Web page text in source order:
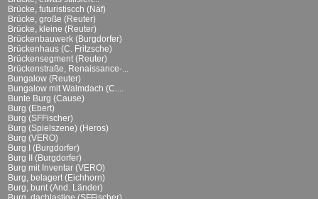
Brücke, futuristiscch (Näf)
Brücke, große (Reuter)
Brücke, kleine (Reuter)
Brückenbauwerk (Burgdorfer)
Brückenhaus (C. Fritzsche)
Brückensegment (Reuter)
Brückenstraße, Renaissance-...
Bungalow (Reuter)
Bungalow mit Walmdach (C....
Bunte Burg (Cause)
Burg (Ebert)
Burg (SFFischer)
Burg (Spielszene) (Heros)
Burg (VERO)
Burg I (Burgdorfer)
Burg II (Burgdorfer)
Burg mit Inventar (VERO)
Burg, belagert (Eichhorn)
Burg, bunt (And. Länder)